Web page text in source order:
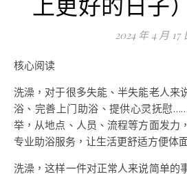
2024 年 4 月 17
核心阅读
洗澡，对于很多失能、半失能老人来
浴、完善上门助浴、提供心灵抚慰
举，从地点、人员、流程等方面发力
专业助浴服务，让生活更舒适方便体
洗澡，这样一件对正常人来说简单的